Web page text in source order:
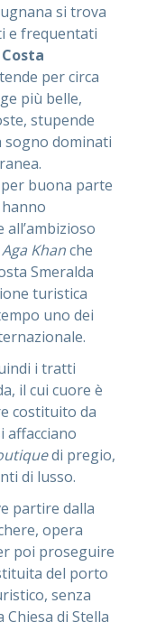
si trova
e frequentati
Costa
per circa
più belle,
stupende
sogno dominati
buona parte
Khanche
Smeralda
turistica
uno dei
i tratti
il cui cuore è
costituito da
affacciano
di pregio,
di lusso.
partire dalla
opera
poi proseguire
del porto
senza
di Stella